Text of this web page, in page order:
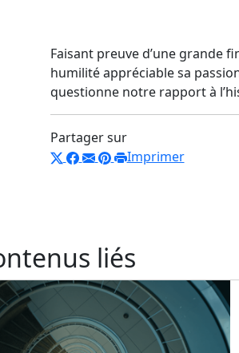
Faisant preuve d’une grande
humilité appréciable sa
questionne notre rapport à
Partager sur
Imprimer
liés